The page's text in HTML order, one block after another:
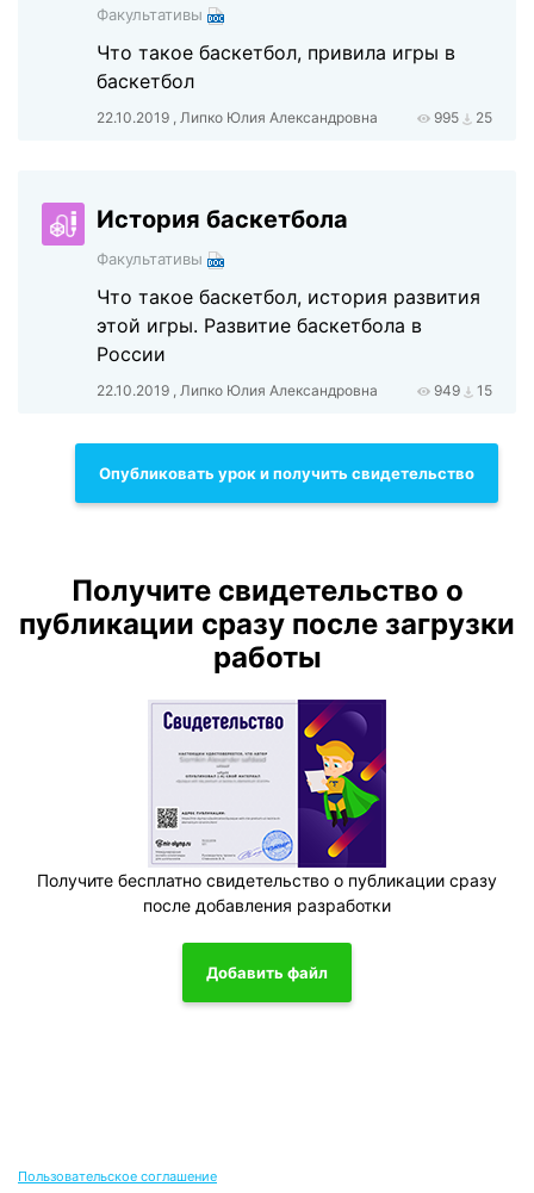
Факультативы
Что такое баскетбол, привила игры в
баскетбол
22.10.2019 , Липко Юлия Александровна 995 25
История баскетбола
Факультативы
Что такое баскетбол, история развития
этой игры. Развитие баскетбола в
России
22.10.2019 , Липко Юлия Александровна 949 15
Опубликовать урок и получить свидетельство
Получите свидетельство о
публикации сразу после загрузки
работы
Получите бесплатно свидетельство о публикации сразу
после добавления разработки
Добавить файл
Пользовательское соглашение